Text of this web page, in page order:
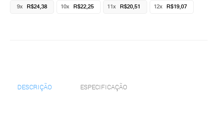
9x R$24,38 10x R$22,25 11x R$20,51 12x R$19,07
DESCRIÇÃO ESPECIFICAÇÃO